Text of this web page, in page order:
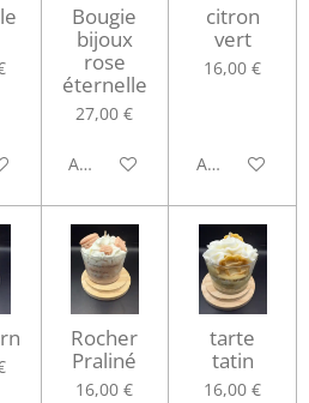
panier
Bougie
bijoux
rose
éternelle
27,00 €
Ajouter au panier
citron
vert
16,00 €
Ajouter au
Rocher
Praliné
16,00 €
tarte
tatin
16,00 €